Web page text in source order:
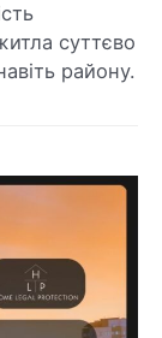
суттєво
району.